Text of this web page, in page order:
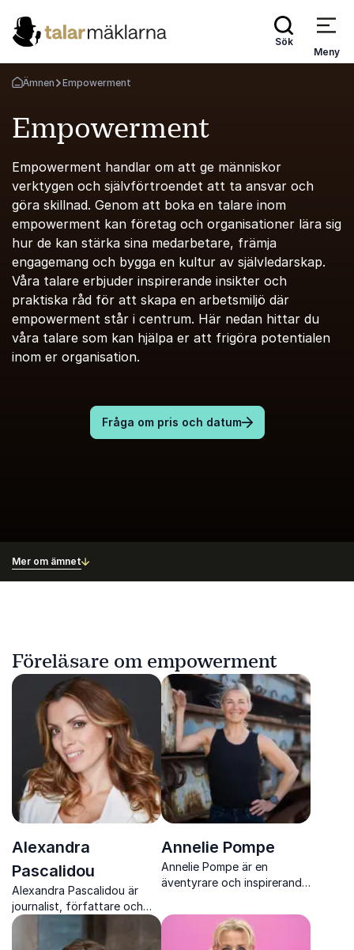
Sök
Meny
Gå tillbaka till startsidan
Ämnen Empowerment
Empowerment
Empowerment handlar om att ge människor
verktygen och självförtroendet att ta ansvar och
göra skillnad. Genom att boka en talare inom
empowerment kan företag och organisationer lära sig
hur de kan stärka sina medarbetare, främja
engagemang och bygga en kultur av självledarskap.
Våra talare erbjuder inspirerande insikter och
praktiska råd för att skapa en arbetsmiljö där
empowerment står i centrum. Här nedan hittar du
våra talare som kan hjälpa er att frigöra potentialen
inom er organisation.
Fråga om pris och datum
Mer om ämnet
Föreläsare om empowerment
Alexandra
Pascalidou
Alexandra Pascalidou är
journalist, författare och
aktivist, med expertis inom
mångfald, inkludering och
Annelie Pompe
Annelie Pompe är en
äventyrare och inspirerande
motivation, mental träning
och personligt ledarskap,
baserat på sina extrema